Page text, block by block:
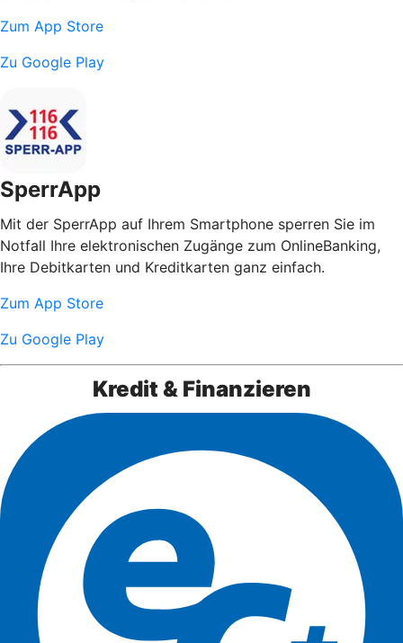
Zum App Store
Zu Google Play
SperrApp
Mit der SperrApp auf Ihrem Smartphone sperren Sie im
Notfall Ihre elektronischen Zugänge zum OnlineBanking,
Ihre Debitkarten und Kreditkarten ganz einfach.
Zum App Store
Zu Google Play
Kredit & Finanzieren